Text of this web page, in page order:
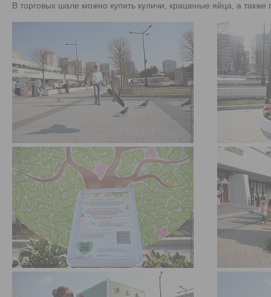
В торговых шале можно купить куличи, крашеные яйца, а также